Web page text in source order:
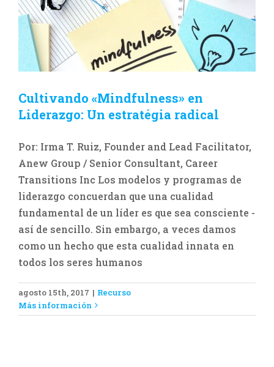
Cultivando «Mindfulness» en
Liderazgo: Un estratégia radical
Por: Irma T. Ruiz, Founder and Lead Facilitator,
Anew Group / Senior Consultant, Career
Transitions Inc Los modelos y programas de
liderazgo concuerdan que una cualidad
fundamental de un líder es que sea consciente -
así de sencillo. Sin embargo, a veces damos
como un hecho que esta cualidad innata en
todos los seres humanos
agosto 15th, 2017 | Recurso
Más información